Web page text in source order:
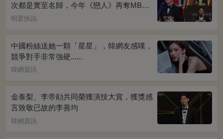
次都是實至名歸，今年《戀人》再奪MBC
演技大賞
明星快訊
中國粉絲送她一顆「星星」，韓網友感嘆，
競爭對手非常強硬......
韓網資訊
金泰梨、李帝勛共同榮獲演技大賞，獲獎感
言致敬已故的李善均
韓網資訊